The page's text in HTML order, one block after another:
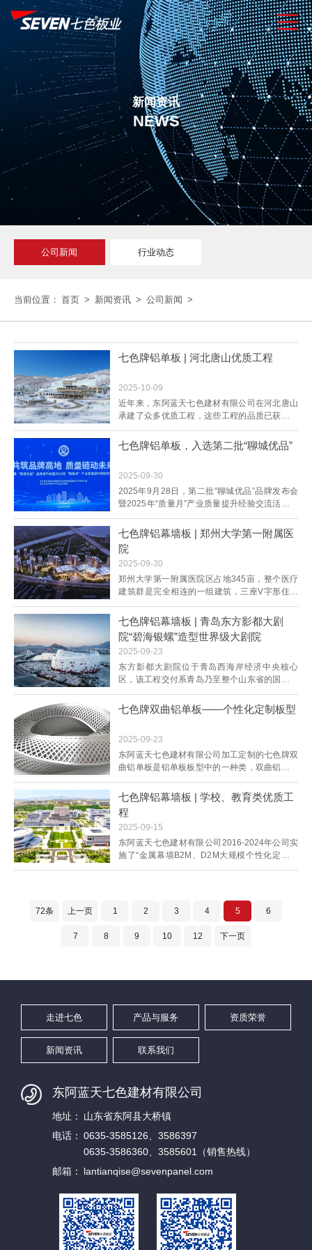
新闻资讯
NEWS
公司新闻 行业动态
当前位置： 首页 > 新闻资讯 > 公司新闻 >
七色牌铝单板 | 河北唐山优质工程
2025-10-09
近年来，东阿蓝天七色建材有限公司在河北唐山
承建了众多优质工程，这些工程的品质已获得行
都国际机场等“全球十大建筑”的企业，蓝天七色
将国优工程的经验复用于唐山项目，使项目成为
山大剧院幕墙工程量：73000㎡主要幕墙系统：
穿孔...
七色牌铝单板，入选第二批“聊城优品”
2025-09-30
2025年9月28日，第二批“聊城优品”品牌发布会
暨2025年“质量月”产业质量提升经验交流活动在
强市和品牌战略，打响“聊城优品”品牌，总结推
广质量提升经验。此次会议发布了第二批“聊城优
品”品牌名单，中通客车、东阿阿胶、东阿蓝天七
色建材等20家聊城优秀企业的优质产品入...
七色牌铝幕墙板 | 郑州大学第一附属医
院
2025-09-30
郑州大学第一附属医院区占地345亩，整个医疗
建筑群是完全相连的一组建筑，三座V字形住院
紧密而又独立的功能关系。住院楼入口大厅为圆
形，符合龙湖区大规划的旋转空间、自由朝向特
征。建筑转折部位用玻璃电梯厅、观光电梯，患
者活动厅、屋顶飘板作为细节点缀，夜晚是灯光
亮化
七色牌铝幕墙板 | 青岛东方影都大剧
院“碧海银螺”造型世界级大剧院
2025-09-23
东方影都大剧院位于青岛西海岸经济中央核心
区，该工程交付系青岛乃至整个山东省的国际盛
入了全新里程。青岛东方影都总建筑面积约70万
平方米，规划为世界上大规模的影视拍摄一站式
体。规划有1970座的剧场及相应的配套服务空
间。大
七色牌双曲铝单板——个性化定制板型
2025-09-23
东阿蓝天七色建材有限公司加工定制的七色牌双
曲铝单板是铝单板板型中的一种类，双曲铝单板
特性，成为实现现代建筑尤其是地标性建筑个性
化、艺术化表达的优选材料之一。当然，它相对
较高的技术门槛和生产成本也需要在项目决策时
予以充分考虑。七色牌双曲铝单板加工成型的两
大
七色牌铝幕墙板 | 学校、教育类优质工
程
2025-09-15
东阿蓝天七色建材有限公司2016-2024年公司实
施了“金属幕墙B2M、D2M大规模个性化定制智
的数字化智能工厂，率先在铝幕墙行业打破传统
模式，实施新旧动能转换、智能制造+互联网服
72条 上一页 1 2 3 4 5 6
7 8 9 10 12 下一页
走进七色 产品与服务 资质荣誉
新闻资讯 联系我们
东阿蓝天七色建材有限公司
地址：
山东省东阿县大桥镇
电话： 0635-3585126、3586397
0635-3586360、3585601（销售热线）
邮箱：
lantianqise@sevenpanel.com